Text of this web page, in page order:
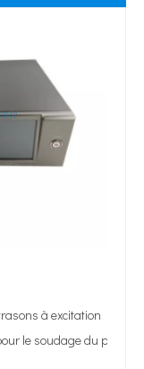
du plastique